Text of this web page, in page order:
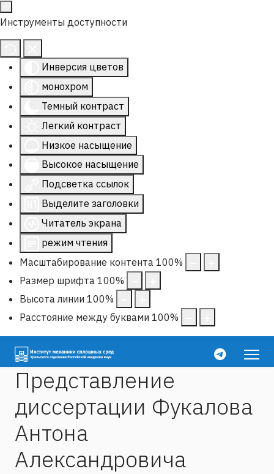
Инструменты доступности
Инверсия цветов
монохром
Темный контраст
Легкий контраст
Низкое насыщение
Высокое насыщение
Подсветка ссылок
Выделите заголовки
Читатель экрана
режим чтения
Масштабирование контента 100%
Размер шрифта 100%
Высота линии 100%
Расстояние между буквами 100%
Представление
диссертации Фукалова
Антона
Александровича